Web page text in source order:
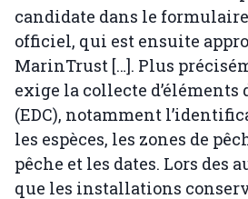
candidate dans le
officiel, qui est ensuite
MarinTrust […]. Plus
exige la collecte d’éléments
(EDC), notamment
les espèces, les zones de
pêche et les dates. Lors des
que les installations